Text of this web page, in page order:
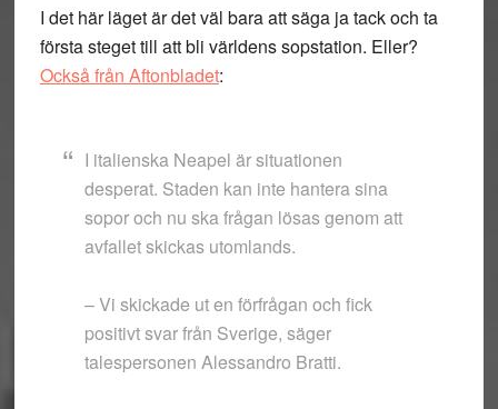
I det här läget är det väl bara att säga ja tack och ta
första steget till att bli världens sopstation. Eller?
Också från Aftonbladet:
I italienska Neapel är situationen
desperat. Staden kan inte hantera sina
sopor och nu ska frågan lösas genom att
avfallet skickas utomlands.
– Vi skickade ut en förfrågan och fick
positivt svar från Sverige, säger
talespersonen Alessandro Bratti.